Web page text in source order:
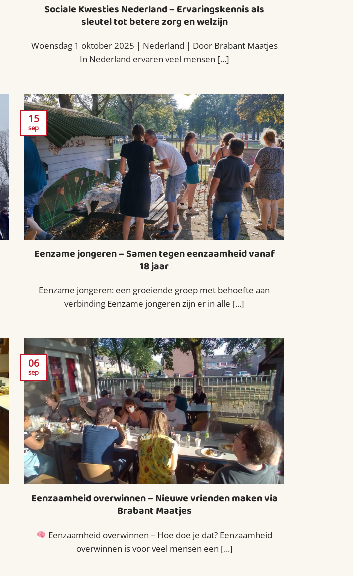
Sociale Kwesties Nederland – Ervaringskennis als
sleutel tot betere zorg en welzijn
Woensdag 1 oktober 2025 | Nederland | Door Brabant Maatjes
In Nederland ervaren veel mensen [...]
Eenzame jongeren – Samen tegen eenzaamheid vanaf
18 jaar
Eenzame jongeren: een groeiende groep met behoefte aan
verbinding Eenzame jongeren zijn er in alle [...]
15
sep
Eenzaamheid overwinnen – Nieuwe vrienden maken via
Brabant Maatjes
Eenzaamheid overwinnen – Hoe doe je dat? Eenzaamheid
overwinnen is voor veel mensen een [...]
06
sep